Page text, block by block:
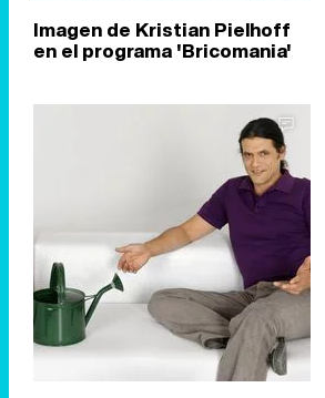
Imagen de Kristian Pielhoff
en el programa 'Bricomania'